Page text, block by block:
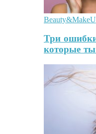
Три
которые